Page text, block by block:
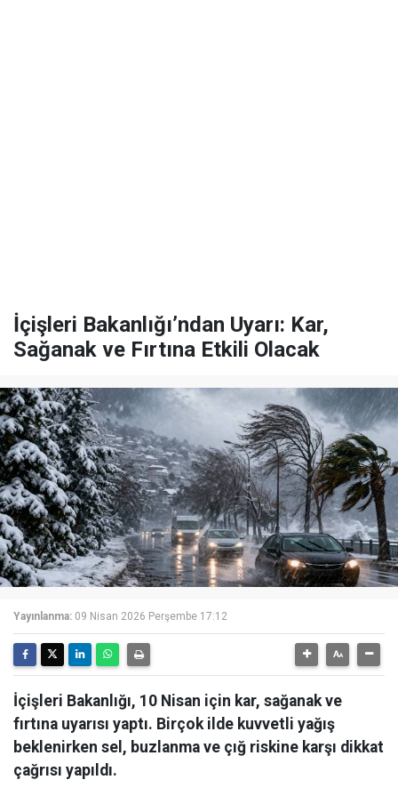
İçişleri Bakanlığı’ndan Uyarı: Kar,
Sağanak ve Fırtına Etkili Olacak
Yayınlanma: 09 Nisan 2026 Perşembe 17:12
İçişleri Bakanlığı, 10 Nisan için kar, sağanak ve
fırtına uyarısı yaptı. Birçok ilde kuvvetli yağış
beklenirken sel, buzlanma ve çığ riskine karşı dikkat
çağrısı yapıldı.